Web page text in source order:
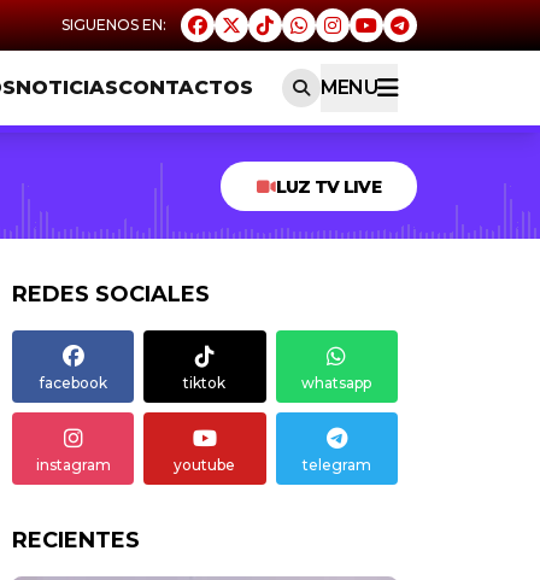
NOTICIASCONTACTOS MENU
LUZ TV LIVE
REDES SOCIALES
facebook tiktok whatsapp
instagram youtube telegram
RECIENTES